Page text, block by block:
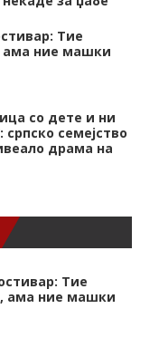
Тие
ама ние машки
со дете и ни
српско семејство
драма на
Тие
ама ние машки